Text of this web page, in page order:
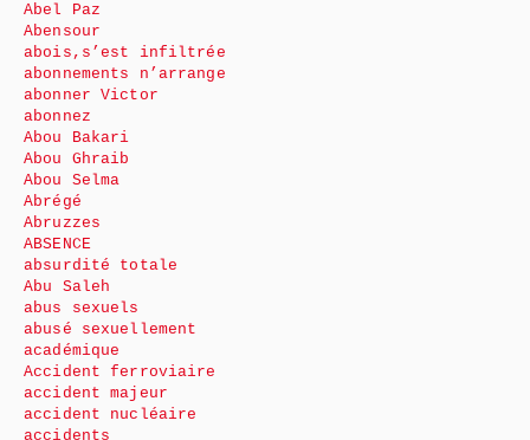
Abel Paz
Abensour
abois,s’est infiltrée
abonnements n’arrange
abonner Victor
abonnez
Abou Bakari
Abou Ghraib
Abou Selma
Abrégé
Abruzzes
ABSENCE
absurdité totale
Abu Saleh
abus sexuels
abusé sexuellement
académique
Accident ferroviaire
accident majeur
accident nucléaire
accidents